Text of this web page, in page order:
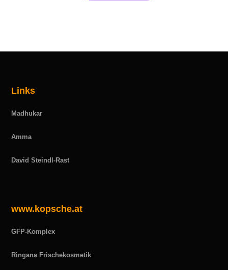
Links
Madhukar
Amma
David Steindl-Rast
www.kopsche.at
GFP-Komplex
Ringana Frischekosmetik